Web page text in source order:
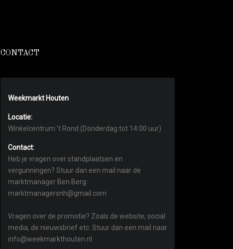
CONTACT
Weekmarkt Houten
Locatie:
Winkelcentrum ’t Rond (Donderdag tot 14:00 uur)
Contact:
Heb je vragen over standplaatsen en
vergunningen? Stuur dan een mail naar de
marktmanager Ben Berg:
marktmanagersnh@gmail.com
Vragen over de promotie? Zoals de website, social
media, de nieuwsbrief etc. Stuur dan een mail naar
info@weekmarkthouten.nl